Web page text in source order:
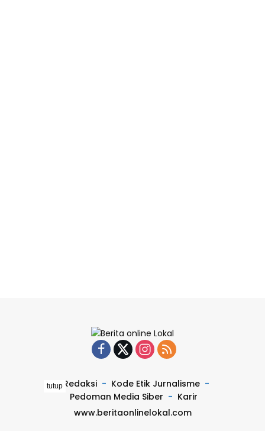
Redaksi
Kode Etik Jurnalisme
Pedoman Media Siber
Karir
www.beritaonlinelokal.com
tutup